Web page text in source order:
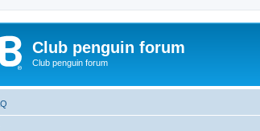
Club penguin forum
Club penguin forum